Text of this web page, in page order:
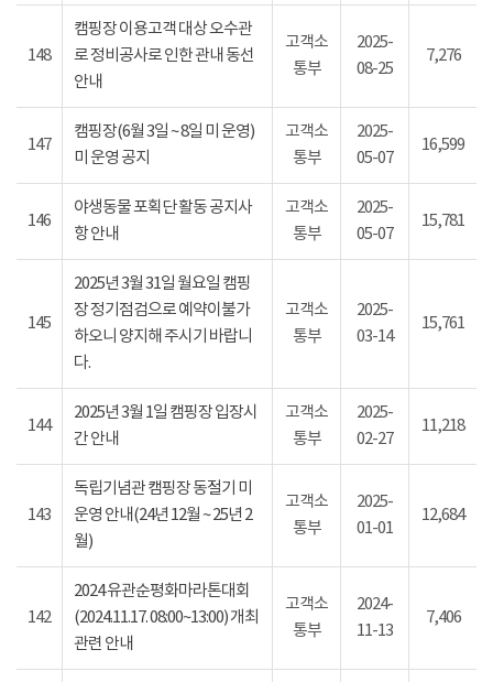
148
캠핑장 이용고객 대상 오수관
로 정비공사로 인한 관내 동선
안내
고객소
통부
2025-
08-25
7,276
147
캠핑장(6월 3일 ~ 8일 미 운영)
미 운영 공지
고객소
통부
2025-
05-07
16,599
146
야생동물 포획단 활동 공지사
항 안내
고객소
통부
2025-
05-07
15,781
145
2025년 3월 31일 월요일 캠핑
장 정기점검으로 예약이불가
하오니 양지해 주시기 바랍니
다.
고객소
통부
2025-
03-14
15,761
144
2025년 3월 1일 캠핑장 입장시
간 안내
고객소
통부
2025-
02-27
11,218
143
독립기념관 캠핑장 동절기 미
운영 안내(24년 12월 ~ 25년 2
월)
고객소
통부
2025-
01-01
12,684
142
2024 유관순평화마라톤대회
(2024.11.17. 08:00~13:00) 개최
관련 안내
고객소
통부
2024-
11-13
7,406